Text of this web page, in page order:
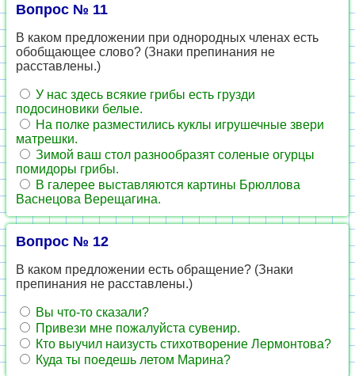
Вопрос № 11
В каком предложении при однородных членах есть
обобщающее слово? (Знаки препинания не
расставлены.)
У нас здесь всякие грибы есть грузди
подосиновики белые.
На полке разместились куклы игрушечные звери
матрешки.
Зимой ваш стол разнообразят соленые огурцы
помидоры грибы.
В галерее выставляются картины Брюллова
Васнецова Верещагина.
Вопрос № 12
В каком предложении есть обращение? (Знаки
препинания не расставлены.)
Вы что-то сказали?
Привези мне пожалуйста сувенир.
Кто выучил наизусть стихотворение Лермонтова?
Куда ты поедешь летом Марина?